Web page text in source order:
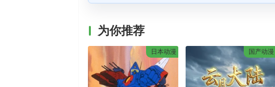
为你推荐
日本动漫 国产动漫